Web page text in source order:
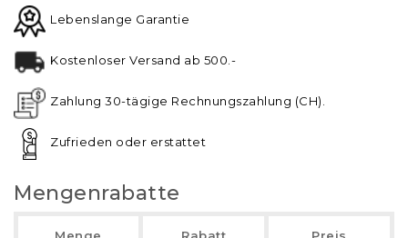
Lebenslange Garantie
Kostenloser Versand ab 500.-
Zahlung 30-tägige Rechnungszahlung (CH).
Zufrieden oder erstattet
Mengenrabatte